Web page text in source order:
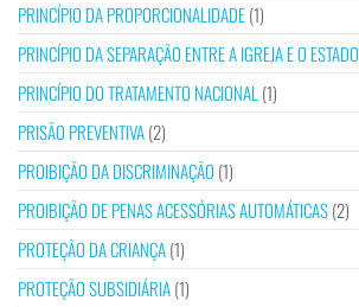
PRINCÍPIO DA PROPORCIONALIDADE(1)
PRINCÍPIO DA SEPARAÇÃO ENTRE A IGREJA E O ESTADO
PRINCÍPIO DO TRATAMENTO NACIONAL (1)
PRISÃO PREVENTIVA(2)
PROIBIÇÃO DA DISCRIMINAÇÃO (1)
PROIBIÇÃO DE PENAS ACESSÓRIAS AUTOMÁTICAS(2)
PROTEÇÃO DA CRIANÇA(1)
PROTEÇÃO SUBSIDIÁRIA(1)